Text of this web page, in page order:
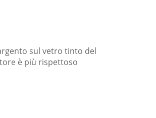
sul vetro tinto del
è più rispettoso